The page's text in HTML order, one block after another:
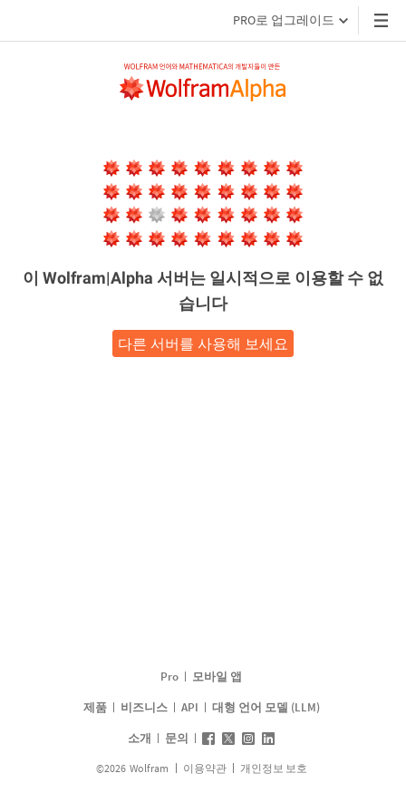
PRO로 업그레이드
이 Wolfram|Alpha 서버는 일시적으로 이용할 수 없
습니다
다른 서버를 사용해 보세요
Pro
모바일 앱
제품
비즈니스 API
대형 언어 모델 (LLM)
소개
문의
©2026 Wolfram 이용약관 개인정보 보호